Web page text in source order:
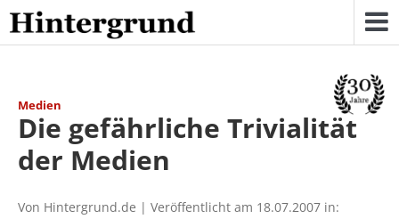
Skip
to
content
Medien
Die gefährliche Trivialität
der Medien
Von Hintergrund.de | Veröffentlicht am 18.07.2007 in: